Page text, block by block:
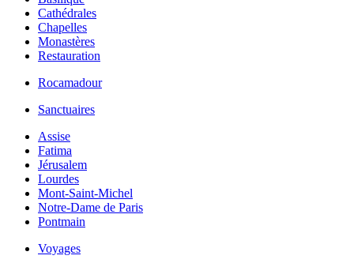
Cathédrales
Chapelles
Monastères
Restauration
Rocamadour
Sanctuaires
Assise
Fatima
Jérusalem
Lourdes
Mont-Saint-Michel
Notre-Dame de Paris
Pontmain
Voyages